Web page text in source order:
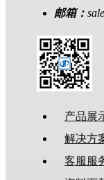
邮箱：
产品展
解决方
客服服